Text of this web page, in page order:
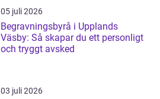
05 juli 2026
Begravningsbyrå i Upplands
Väsby: Så skapar du ett personligt
och tryggt avsked
03 juli 2026